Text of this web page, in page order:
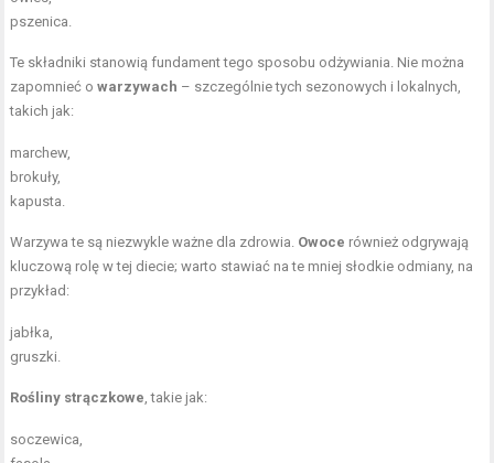
pszenica.
Te składniki stanowią fundament tego sposobu odżywiania. Nie można
zapomnieć owarzywach – szczególnie tych sezonowych i lokalnych,
takich jak:
marchew,
brokuły,
kapusta.
Warzywa te są niezwykle ważne dla zdrowia. Owoce również odgrywają
kluczową rolę w tej diecie; warto stawiać na te mniej słodkie odmiany, na
przykład:
jabłka,
gruszki.
Rośliny strączkowe, takie jak:
soczewica,